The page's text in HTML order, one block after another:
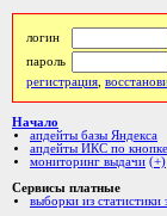
логин
пароль
регистрация
Начало
апдейты базы Яндекса
апдейты ИКС по кнопке
мониторинг выдачи (+)
Сервисы платные
выборки из статистики